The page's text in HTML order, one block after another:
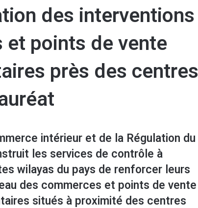
des interventions
points de vente
près des centres
intérieur et de la Régulation du
les services de contrôle à
wilayas du pays de renforcer leurs
des commerces et points de vente
situés à proximité des centres